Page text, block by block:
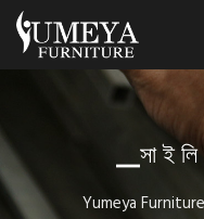
▁সা ই
Yumeya Furniture